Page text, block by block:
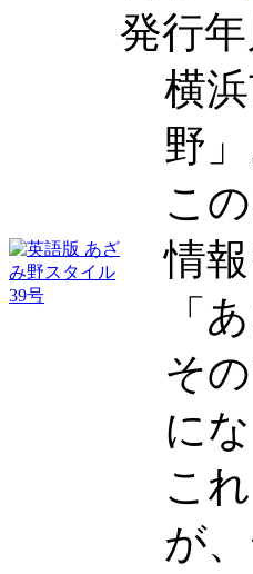
発行
横
野」
こ
情
「
そ
に
こ
が